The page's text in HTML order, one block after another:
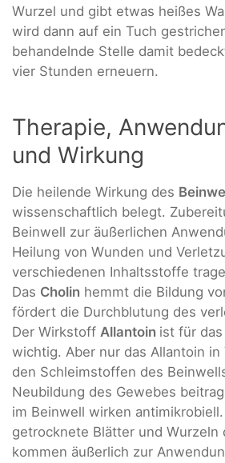
Wurzel und gibt etwas heißes
wird dann auf ein Tuch
behandelnde Stelle damit
vier Stunden erneuern.
Therapie,
und Wirkung
Die heilende Wirkung des
wissenschaftlich belegt.
Beinwell zur äußerlichen
Heilung von Wunden und
verschiedenen Inhaltsstoffe
Das Cholin hemmt die Bildung
fördert die Durchblutung des
Der Wirkstoff Allantoin ist für
wichtig. Aber nur das Allantoin in
den Schleimstoffen des
Neubildung des Gewebes
im Beinwell wirken
getrocknete Blätter und Wurzeln
kommen äußerlich zur